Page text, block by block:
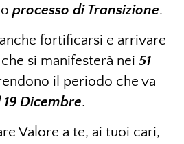
processo di Transizione.
fortificarsi e arrivare
che si manifesterà nei 51
il periodo che va
Dicembre.
Valore a te, ai tuoi cari,